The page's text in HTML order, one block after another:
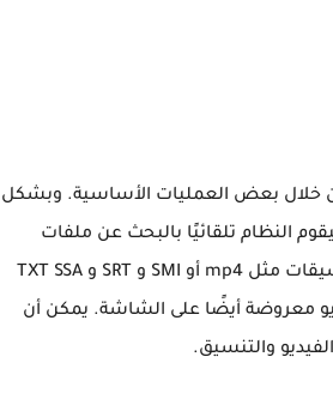
خلال بعض العمليات الأساسية. وبشكل
النظام تلقائيًا بالبحث عن ملفات
الفيديو المتاحة. بالطبع، يتم أيضًا فحص جميع مقاطع الفيديو بتنسيقات مثل mp4 أو SMI و SRT و TXT SSA
معروضة أيضًا على الشاشة. يمكن أن
والتنسيق.